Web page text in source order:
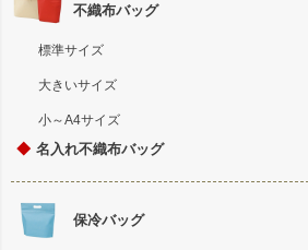
不織布バッグ
標準サイズ
大きいサイズ
小～A4サイズ
◆ 名入れ不織布バッグ
保冷バッグ